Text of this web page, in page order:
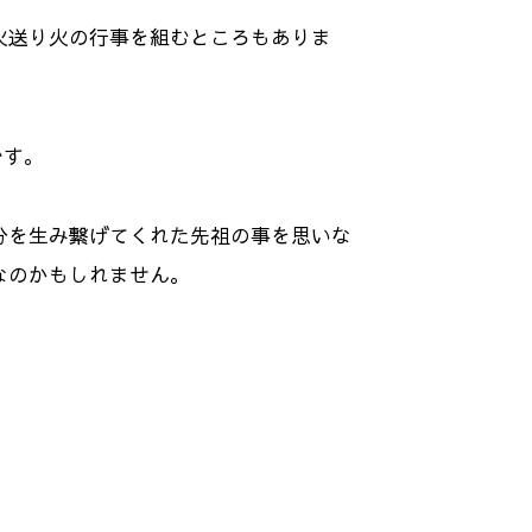
り火の行事を組むところもありま
。
生み繋げてくれた先祖の事を思いな
かもしれません。